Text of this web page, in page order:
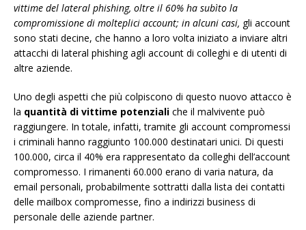
vittime del lateral phishing, oltre il 60% ha subìto la
compromissione di molteplici account; in alcuni casi, gli account
sono stati decine, che hanno a loro volta iniziato a inviare altri
attacchi di lateral phishing agli account di colleghi e di utenti di
altre aziende.
Uno degli aspetti che più colpiscono di questo nuovo attacco è
la quantità di vittime potenziali che il malvivente può
raggiungere. In totale, infatti, tramite gli account compromessi
i criminali hanno raggiunto 100.000 destinatari unici. Di questi
100.000, circa il 40% era rappresentato da colleghi dell’account
compromesso. I rimanenti 60.000 erano di varia natura, da
email personali, probabilmente sottratti dalla lista dei contatti
delle mailbox compromesse, fino a indirizzi business di
personale delle aziende partner.